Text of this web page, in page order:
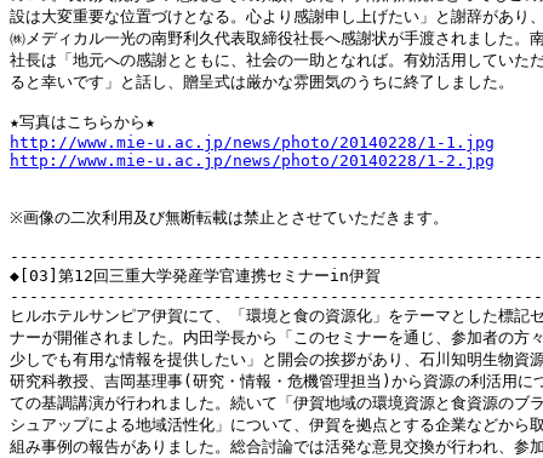
設は大変重要な位置づけとなる。心より感謝申し上げたい」と謝辞があり
㈱メディカル一光の南野利久代表取締役社長へ感謝状が手渡されました。
社長は「地元への感謝とともに、社会の一助となれば。有効活用していた
ると幸いです」と話し、贈呈式は厳かな雰囲気のうちに終了しました。
http://www.mie-u.ac.jp/news/photo/20140228/1-1.jpg
http://www.mie-u.ac.jp/news/photo/20140228/1-2.jpg
※画像の二次利用及び無断転載は禁止とさせていただきます。
◆[03]第12回三重大学発産学官連携セミナーin伊賀
ヒルホテルサンピア伊賀にて、「環境と食の資源化」をテーマとした標記
ナーが開催されました。内田学長から「このセミナーを通じ、参加者の方
少しでも有用な情報を提供したい」と開会の挨拶があり、石川知明生物資
研究科教授、吉岡基理事(研究・情報・危機管理担当)から資源の利活用に
ての基調講演が行われました。続いて「伊賀地域の環境資源と食資源のブ
シュアップによる地域活性化」について、伊賀を拠点とする企業などから
組み事例の報告がありました。総合討論では活発な意見交換が行われ、参